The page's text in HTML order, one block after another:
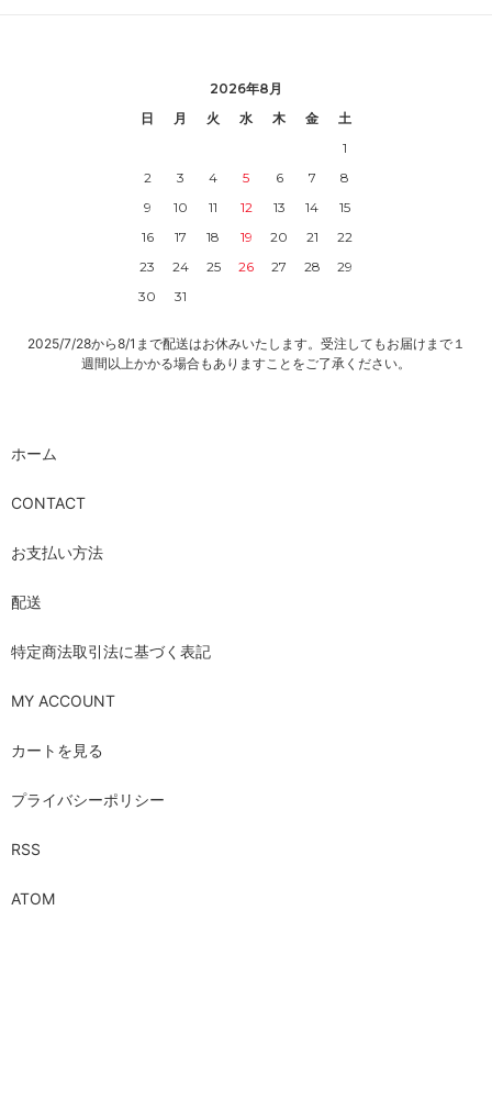
2026年8月
日
月 火 水 木 金
土
1
2
3 4 5 6 7
8
9
10 11 12 13 14
15
16
17 18 19 20 21
22
23
24 25 26 27 28
29
30
31
2025/7/28から8/1まで配送はお休みいたします。受注してもお届けまで１
週間以上かかる場合もありますことをご了承ください。
ホーム
CONTACT
お支払い方法
配送
特定商法取引法に基づく表記
MY ACCOUNT
カートを見る
プライバシーポリシー
RSS
ATOM